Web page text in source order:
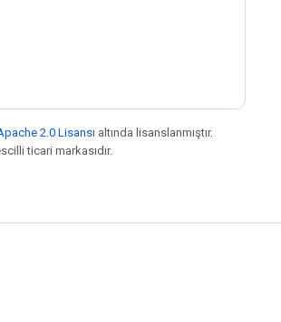
2.0 Lisansı altında lisanslanmıştır.
ticari markasıdır.